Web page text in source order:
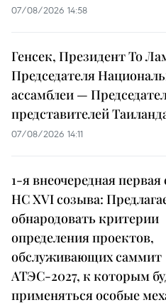
07/08/2026 14:58
Генсек, Президент То
Председателя
ассамблеи —
представителей
07/08/2026 14:11
1-я внеочередная первая
НС XVI созыва:
обнародовать критерии
определения проектов,
обслуживающих саммит
АТЭС-2027, к которым
применяться особые